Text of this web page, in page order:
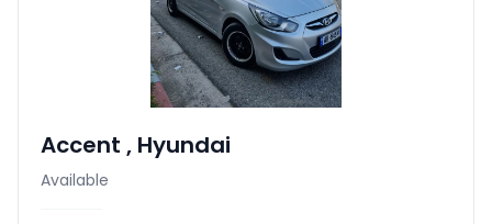
Accent , Hyundai
Available